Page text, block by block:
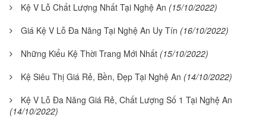
Kệ V Lỗ Chất Lượng Nhất Tại Nghệ An (15/10/2022)
Giá Kệ V Lỗ Đa Năng Tại Nghệ An Uy Tín (16/10/2022)
Những Kiểu Kệ Thời Trang Mới Nhất (15/10/2022)
Kệ Siêu Thị Giá Rẻ, Bền, Đẹp Tại Nghệ An (14/10/2022)
Kệ V Lỗ Đa Năng Giá Rẻ, Chất Lượng Số 1 Tại Nghệ An
(14/10/2022)